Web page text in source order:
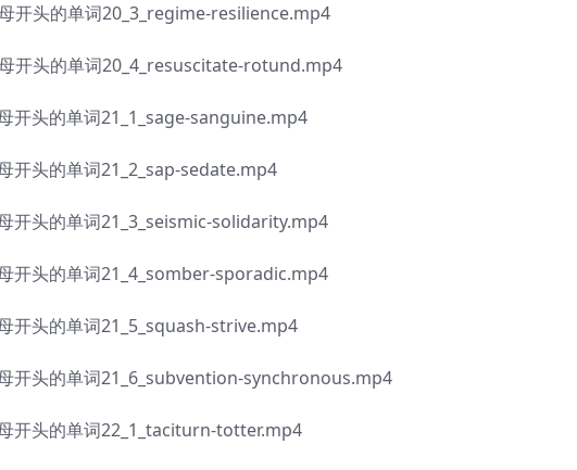
头的单词20_3_regime-resilience.mp4
头的单词20_4_resuscitate-rotund.mp4
头的单词21_1_sage-sanguine.mp4
头的单词21_2_sap-sedate.mp4
头的单词21_3_seismic-solidarity.mp4
头的单词21_4_somber-sporadic.mp4
头的单词21_5_squash-strive.mp4
头的单词21_6_subvention-synchronous.mp4
头的单词22_1_taciturn-totter.mp4